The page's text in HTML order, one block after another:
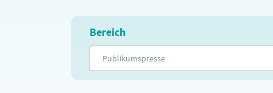
Bereich
Publikumspresse